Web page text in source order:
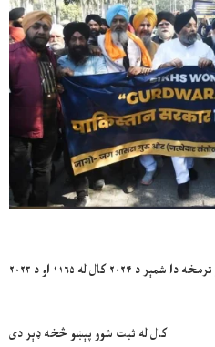
د امریکا کې د څیړنو دې ګروپ د راپور ترمخه دا شمېر د ۲۰۲۴ کال له ۱۱۶۵ او د ۲۰۲۳
کال له ثبت شوو پېښو څخه ډېر دی